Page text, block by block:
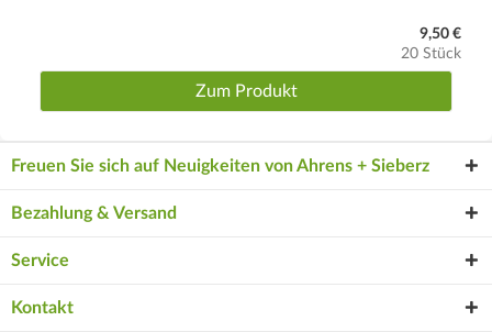
9,50 €
20 Stück
Zum Produkt
Freuen Sie sich auf Neuigkeiten von Ahrens + Sieberz
Bezahlung & Versand
Service
Kontakt